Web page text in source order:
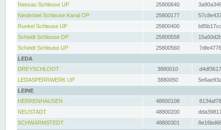
Nassau Schleuse UP
25800640
Niederbiel Schleuse Kanal OP
25800177
Runkel Schleuse UP
25800400
Scheidt Schleuse OP
25800558
Scheidt Schleuse UP
25800560
LEDA
DREYSCHLOOT
3880010
LEDASPERRWERK UP
3880050
LEINE
HERRENHAUSEN
48800108
NEUSTADT
48800200
SCHWARMSTEDT
48800301